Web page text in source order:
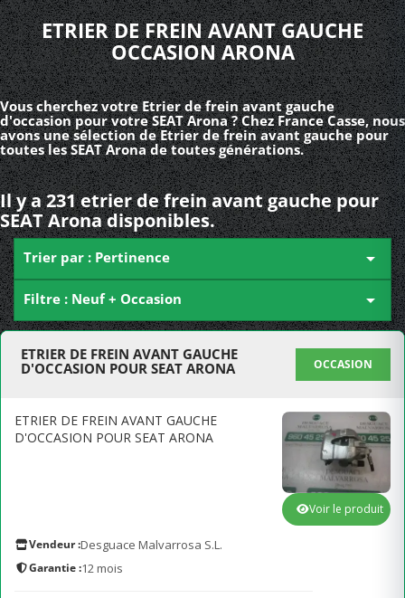
ETRIER DE FREIN AVANT GAUCHE
OCCASION ARONA
Vous cherchez votre Etrier de frein avant gauche
d'occasion pour votre SEAT Arona ? Chez France Casse, nous
avons une sélection de Etrier de frein avant gauche pour
toutes les SEAT Arona de toutes générations.
Il y a 231 etrier de frein avant gauche pour
SEAT Arona disponibles.
Trier par : Pertinence 
Filtre : Neuf + Occasion 
ETRIER DE FREIN AVANT GAUCHE
D'OCCASION POUR SEAT ARONA
OCCASION
ETRIER DE FREIN AVANT GAUCHE
D'OCCASION POUR SEAT ARONA
Vendeur :Desguace Malvarrosa S.L.
Garantie :12 mois
Voir le produit